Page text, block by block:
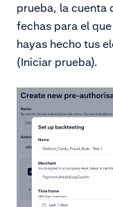
prueba, la cuenta
fechas para el
hayas hecho tus
(Iniciar prueba).